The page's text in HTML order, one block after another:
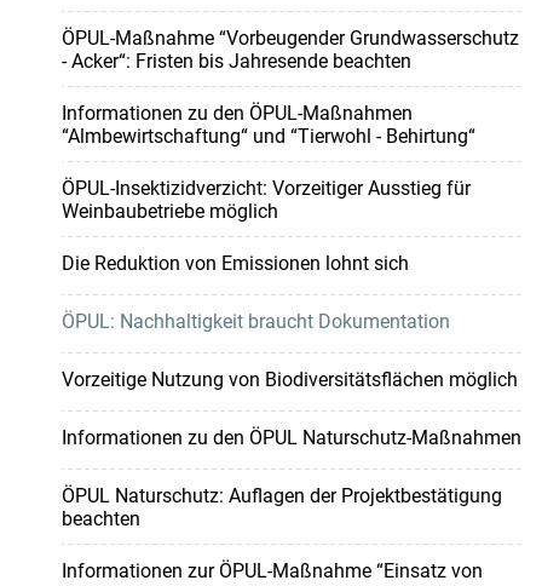
ÖPUL-Maßnahme “Vorbeugender Grundwasserschutz
- Acker“: Fristen bis Jahresende beachten
Informationen zu den ÖPUL-Maßnahmen
“Almbewirtschaftung“ und “Tierwohl - Behirtung“
ÖPUL-Insektizidverzicht: Vorzeitiger Ausstieg für
Weinbaubetriebe möglich
Die Reduktion von Emissionen lohnt sich
ÖPUL: Nachhaltigkeit braucht Dokumentation
Vorzeitige Nutzung von Biodiversitätsflächen möglich
Informationen zu den ÖPUL Naturschutz-Maßnahmen
ÖPUL Naturschutz: Auflagen der Projektbestätigung
beachten
Informationen zur ÖPUL-Maßnahme “Einsatz von